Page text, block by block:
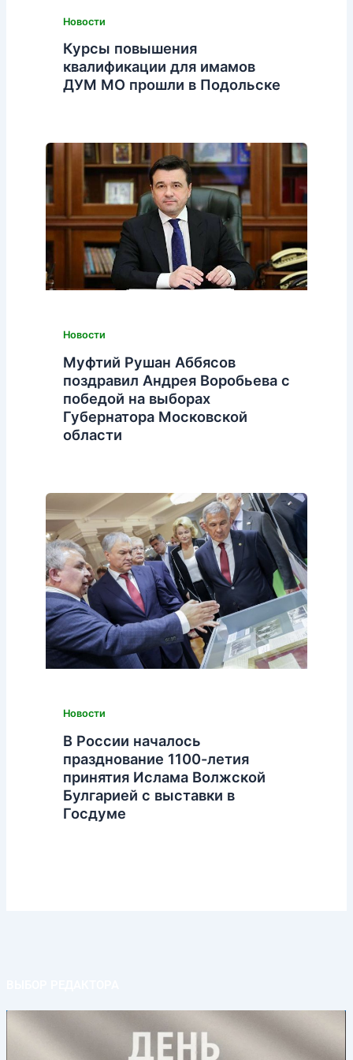
Новости
Курсы повышения
квалификации для имамов
ДУМ МО прошли в Подольске
Новости
Муфтий Рушан Аббясов
поздравил Андрея Воробьева с
победой на выборах
Губернатора Московской
области
Новости
В России началось
празднование 1100-летия
принятия Ислама Волжской
Булгарией с выставки в
Госдуме